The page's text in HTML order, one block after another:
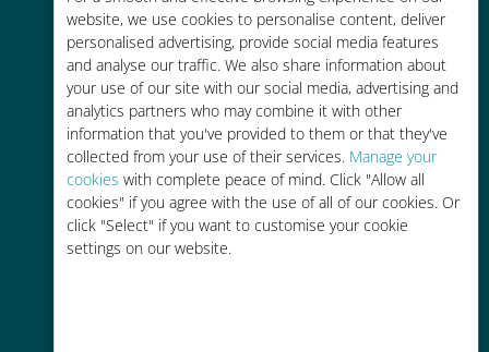
website, we use cookies to personalise content, deliver
personalised advertising, provide social media features
and analyse our traffic. We also share information about
your use of our site with our social media, advertising and
analytics partners who may combine it with other
information that you've provided to them or that they've
collected from your use of their services. Manage your
cookies with complete peace of mind. Click "Allow all
cookies" if you agree with the use of all of our cookies. Or
click "Select" if you want to customise your cookie
settings on our website.
Fino al 90% in meno rispetto alle
tariffe di roaming con il vostro
operatore attuale
Ricarica facile
Ovunque tramite l'app Ubigi, anche